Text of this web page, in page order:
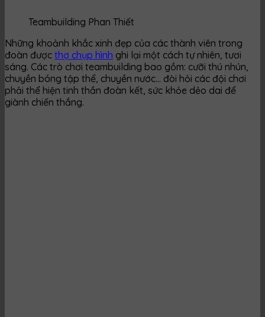
Teambuilding Phan Thiết
Những khoảnh khắc xinh đẹp của các thành viên trong
đoàn được thợ chụp hình ghi lại một cách tự nhiên, tươi
sáng. Các trò chơi teambuilding bao gồm: cưỡi thú nhún,
chuyền bóng tập thể, chuyền nước… đòi hỏi các đội chơi
phải thể hiện tinh thần đoàn kết, sức khỏe dẻo dai để
giành chiến thắng.